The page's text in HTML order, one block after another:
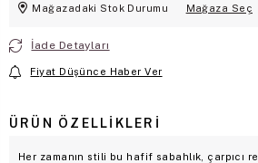
Mağazadaki Stok Durumu Mağaza Seç
İade Detayları
Fiyat Düşünce Haber Ver
ÜRÜN ÖZELLIKLERI
Her zamanın stili bu hafif sabahlık, çarpıcı